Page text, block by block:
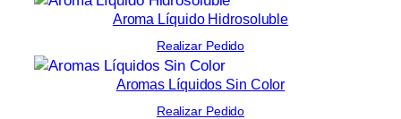
Aroma Líquido Hidrosoluble
Realizar Pedido
Aromas Líquidos Sin Color
Realizar Pedido